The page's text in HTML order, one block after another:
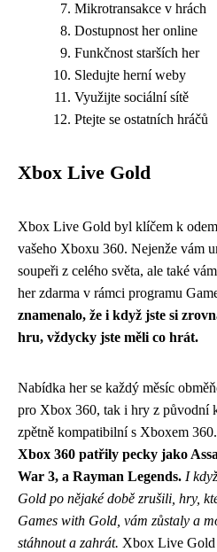
Mikrotransakce v hrách
Dostupnost her online
Funkčnost starších her
Sledujte herní weby
Využijte sociální sítě
Ptejte se ostatních hráčů
Xbox Live Gold
Xbox Live Gold byl klíčem k
vašeho Xboxu 360. Nejenže vám
soupeři z celého světa, ale také
her zdarma v rámci programu
znamenalo, že i když jste si
hru, vždycky jste měli co hrát.
Nabídka her se každý měsíc
pro Xbox 360, tak i hry z původní
zpětně kompatibilní s Xboxem 360.
Xbox 360 patřily pecky jako
War 3, a Rayman Legends. I
Gold po nějaké době zrušili, hry,
Games with Gold, vám zůstaly a
stáhnout a zahrát. Xbox Live Gold